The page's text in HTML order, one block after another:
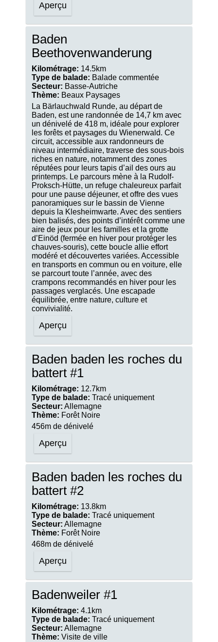
Aperçu
Baden
Beethovenwanderung
Kilométrage: 14.5km
Type de balade: Balade commentée
Secteur: Basse-Autriche
Thème: Beaux Paysages
La Bärlauchwald Runde, au départ de
Baden, est une randonnée de 14,7 km avec
un dénivelé de 418 m, idéale pour explorer
les forêts et paysages du Wienerwald. Ce
circuit, accessible aux randonneurs de
niveau intermédiaire, traverse des sous-bois
riches en nature, notamment des zones
réputées pour leurs tapis d’ail des ours au
printemps. Le parcours mène à la Rudolf-
Proksch-Hütte, un refuge chaleureux parfait
pour une pause déjeuner, et offre des vues
panoramiques sur le bassin de Vienne
depuis la Klesheimwarte. Avec des sentiers
bien balisés, des points d’intérêt comme une
aire de jeux pour les familles et la grotte
d’Einöd (fermée en hiver pour protéger les
chauves-souris), cette boucle allie effort
modéré et découvertes variées. Accessible
en transports en commun ou en voiture, elle
se parcourt toute l’année, avec des
crampons recommandés en hiver pour les
passages verglacés. Une escapade
équilibrée, entre nature, culture et
convivialité.
Aperçu
Baden baden les roches du
battert #1
Kilométrage: 12.7km
Type de balade: Tracé uniquement
Secteur: Allemagne
Thème: Forêt Noire
456m de dénivelé
Aperçu
Baden baden les roches du
battert #2
Kilométrage: 13.8km
Type de balade: Tracé uniquement
Secteur: Allemagne
Thème: Forêt Noire
468m de dénivelé
Aperçu
Badenweiler #1
Kilométrage: 4.1km
Type de balade: Tracé uniquement
Secteur: Allemagne
Thème: Visite de ville